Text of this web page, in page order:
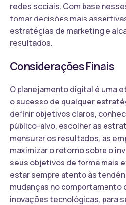
redes sociais. Com base
tomar decisões mais
estratégias de marketing e
resultados.
Considerações Finais
O planejamento digital é uma
o sucesso de qualquer
definir objetivos claros,
público-alvo, escolher as
mensurar os resultados, as
maximizar o retorno sobre o
seus objetivos de forma mais
estar sempre atento às
mudanças no comportamento
inovações tecnológicas, para